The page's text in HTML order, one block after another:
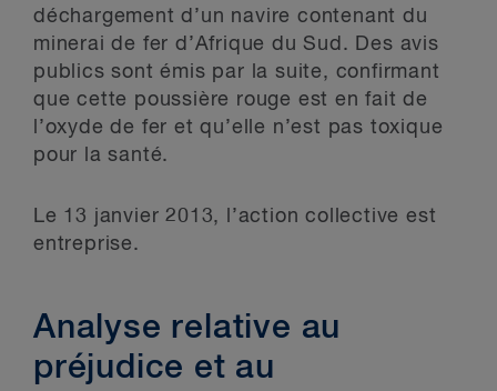
déchargement d’un navire contenant du
minerai de fer d’Afrique du Sud. Des avis
publics sont émis par la suite, confirmant
que cette poussière rouge est en fait de
l’oxyde de fer et qu’elle n’est pas toxique
pour la santé.
Le 13 janvier 2013, l’action collective est
entreprise.
Analyse relative au
préjudice et au